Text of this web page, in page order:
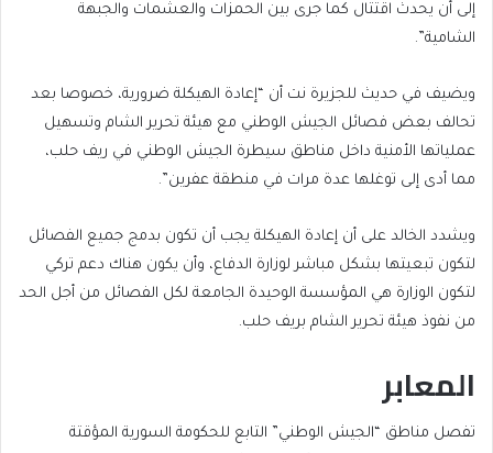
إلى أن يحدث اقتتال كما جرى بين الحمزات والعشمات والجبهة
الشامية”.
ويضيف في حديث للجزيرة نت أن “إعادة الهيكلة ضرورية، خصوصا بعد
تحالف بعض فصائل الجيش الوطني مع هيئة تحرير الشام وتسهيل
عملياتها الأمنية داخل مناطق سيطرة الجيش الوطني في ريف حلب،
مما أدى إلى توغلها عدة مرات في منطقة عفرين”.
ويشدد الخالد على أن إعادة الهيكلة يجب أن تكون بدمج جميع الفصائل
لتكون تبعيتها بشكل مباشر لوزارة الدفاع، وأن يكون هناك دعم تركي
لتكون الوزارة هي المؤسسة الوحيدة الجامعة لكل الفصائل من أجل الحد
من نفوذ هيئة تحرير الشام بريف حلب.
المعابر
تفصل مناطق “الجيش الوطني” التابع للحكومة السورية المؤقتة